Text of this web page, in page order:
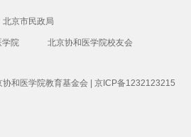
北京市民政局
学院 北京协和医学院校友会
和医学院教育基金会 | 京ICP备1232123215